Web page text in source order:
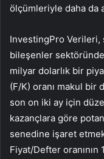
ölçümleriyle daha da
InvestingPro Verileri,
bileşenler
milyar dolarlık bir
(F/K) oranı makul bir
son on iki ay için
kazançlara göre
senedine işaret
Fiyat/Defter